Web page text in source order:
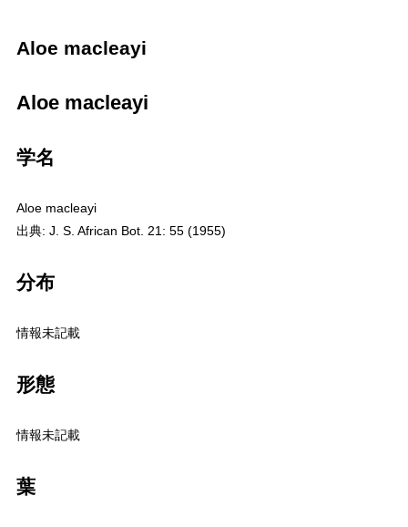
Aloe macleayi
Aloe macleayi
学名
Aloe macleayi
出典: J. S. African Bot. 21: 55 (1955)
分布
情報未記載
形態
情報未記載
葉